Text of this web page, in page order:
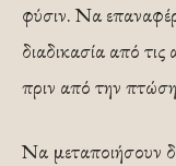
φύσιν. Να
διαδικασία από
πριν από την
Να μεταποιήσουν